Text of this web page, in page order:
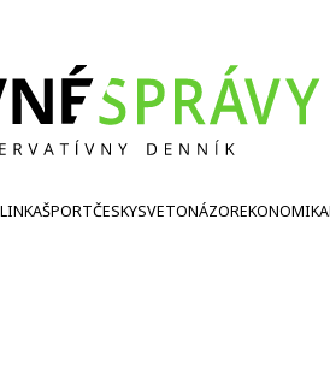
ŠPORTČESKYSVETONÁZOREKONOMIKA